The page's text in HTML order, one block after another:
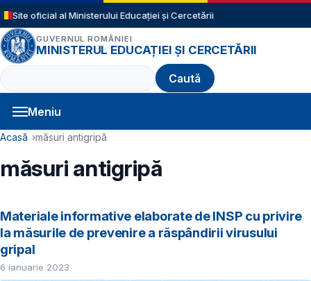
Sari la conținutul principal
Site oficial al Ministerului Educației și Cercetării
GUVERNUL ROMÂNIEI
MINISTERUL EDUCAȚIEI ȘI CERCETĂRII
Caută
Meniu
Navigație principală
Cale de navigare
Acasă măsuri antigripă
măsuri antigripă
Materiale informative elaborate de INSP cu privire
la măsurile de prevenire a răspândirii virusului
gripal
6 ianuarie 2023